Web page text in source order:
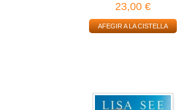
23,00 €
AFEGIR A LA CISTELLA